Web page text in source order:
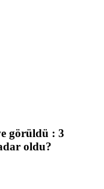
görüldü : 3
oldu?